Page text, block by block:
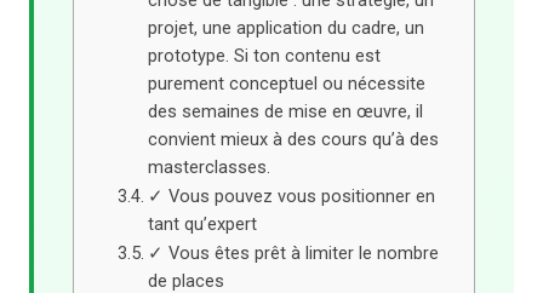
projet, une application du cadre, un
prototype. Si ton contenu est
purement conceptuel ou nécessite
des semaines de mise en œuvre, il
convient mieux à des cours qu’à des
masterclasses.
✓ Vous pouvez vous positionner en
tant qu’expert
✓ Vous êtes prêt à limiter le nombre
de places